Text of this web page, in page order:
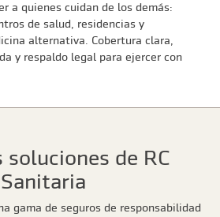
a quienes cuidan de los demás:
de salud, residencias y
alternativa. Cobertura clara,
y respaldo legal para ejercer con
soluciones de RC
Sanitaria
gama de seguros de responsabilidad